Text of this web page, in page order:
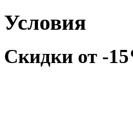
Условия
Скидки от -